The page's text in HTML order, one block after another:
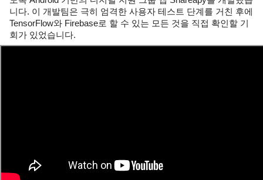
니다. 이 개발팀은 극히 엄격한 사용자 테스트 단계를 거친 후에
TensorFlow와 Firebase로 할 수 있는 모든 것을 직접 확인할 기
회가 있었습니다.